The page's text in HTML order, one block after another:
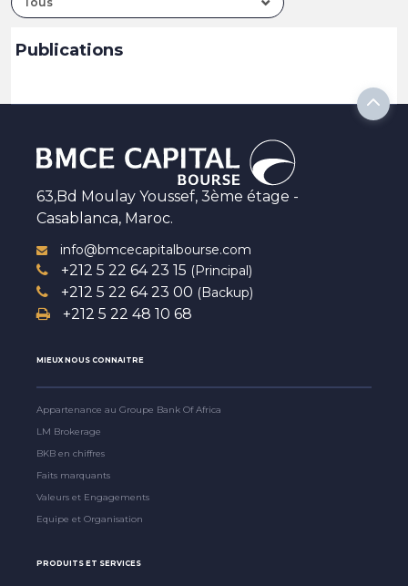
Publications
63,Bd Moulay Youssef, 3ème étage -
Casablanca, Maroc.
info@bmcecapitalbourse.com
+212 5 22 64 23 15 (Principal)
+212 5 22 64 23 00 (Backup)
+212 5 22 48 10 68
MIEUX NOUS CONNAITRE
Appartenance au Groupe Bank Of Africa
LM Brokerage
BKB en chiffres
Faits marquants
Valeurs et Engagements
Equipe et Organisation
PRODUITS ET SERVICES